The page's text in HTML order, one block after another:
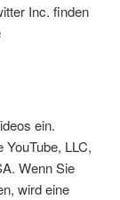
Inc. finden
ein.
LLC,
Wenn Sie
wird eine